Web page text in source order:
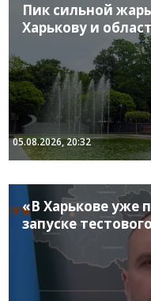
Пик сильной
Харькову и
05.08.2026, 20:32
«В Харькове уже
запуске